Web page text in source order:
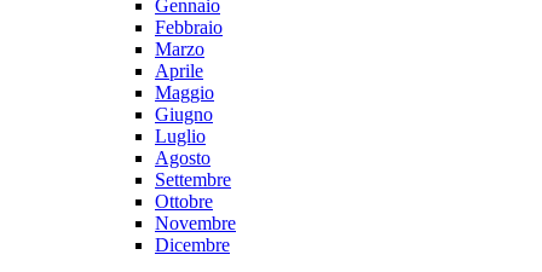
Gennaio
Febbraio
Marzo
Aprile
Maggio
Giugno
Luglio
Agosto
Settembre
Ottobre
Novembre
Dicembre